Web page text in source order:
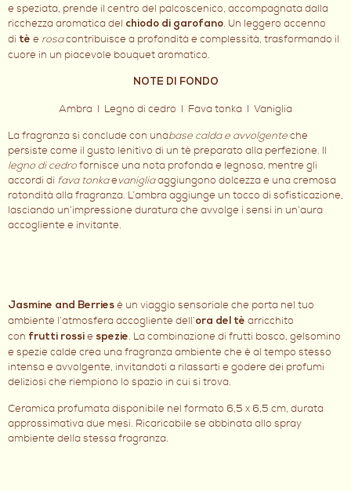
e speziata, prende il centro del palcoscenico, accompagnata dalla
ricchezza aromatica del chiodo di garofano. Un leggero accenno
di tè e rosacontribuisce a profondità e complessità, trasformando il
cuore in un piacevole bouquet aromatico.
NOTE DI FONDO
Ambra I Legno di cedro I Fava tonka I Vaniglia
La fragranza si conclude con unabase calda e avvolgenteche
persiste come il gusto lenitivo di un tè preparato alla perfezione. Il
legno di cedrofornisce una nota profonda e legnosa, mentre gli
accordi di fava tonkaevanigliaaggiungono dolcezza e una cremosa
rotondità alla fragranza. L’ambra aggiunge un tocco di sofisticazione,
lasciando un’impressione duratura che avvolge i sensi in un’aura
accogliente e invitante.
Jasmine and Berries è un viaggio sensoriale che porta nel tuo
ambiente l’atmosfera accogliente dell’ora del tè arricchito
con frutti rossi e spezie. La combinazione di frutti bosco, gelsomino
e spezie calde crea una fragranza ambiente che è al tempo stesso
intensa e avvolgente, invitandoti a rilassarti e godere dei profumi
deliziosi che riempiono lo spazio in cui si trova.
Ceramica profumata disponibile nel formato 6,5 x 6,5 cm, durata
approssimativa due mesi. Ricaricabile se abbinata allo spray
ambiente della stessa fragranza.